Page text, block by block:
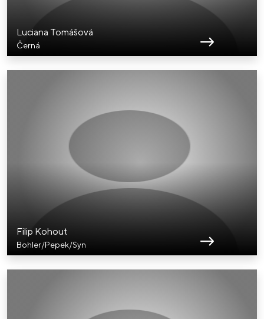
Luciana Tomášová
Černá
Filip Kohout
Bohler/Pepek/Syn